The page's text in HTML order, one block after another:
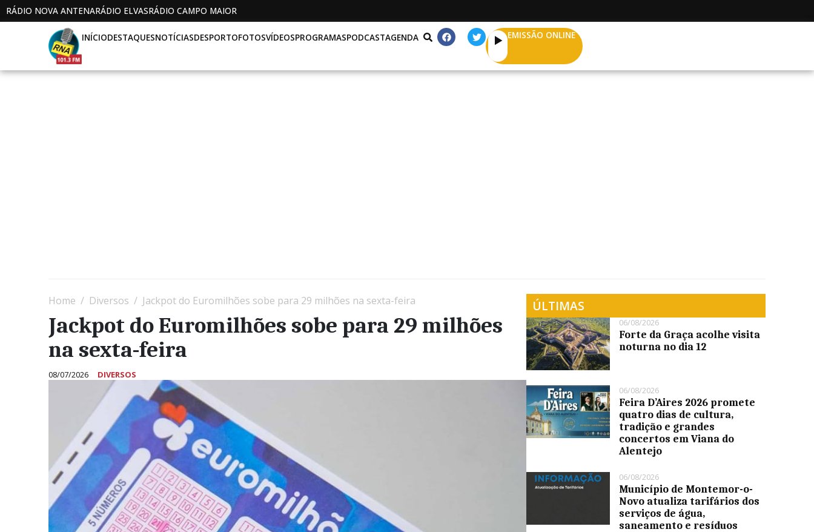
RÁDIO NOVA ANTENARÁDIO ELVASRÁDIO CAMPO MAIOR
INÍCIODESTAQUESNOTÍCIASDESPORTOFOTOSVÍDEOSPROGRAMASPODCASTAGENDA EMISSÃO ONLINE
Home Diversos Jackpot do Euromilhões sobe para 29 milhões na sexta-feira
Jackpot do Euromilhões sobe para 29 milhões
na sexta-feira
08/07/2026 DIVERSOS
ÚLTIMAS
06/08/2026
Forte da Graça acolhe visita
noturna no dia 12
06/08/2026
Feira D’Aires 2026 promete
quatro dias de cultura,
tradição e grandes
concertos em Viana do
Alentejo
06/08/2026
Município de Montemor-o-
Novo atualiza tarifários dos
serviços de água,
saneamento e resíduos